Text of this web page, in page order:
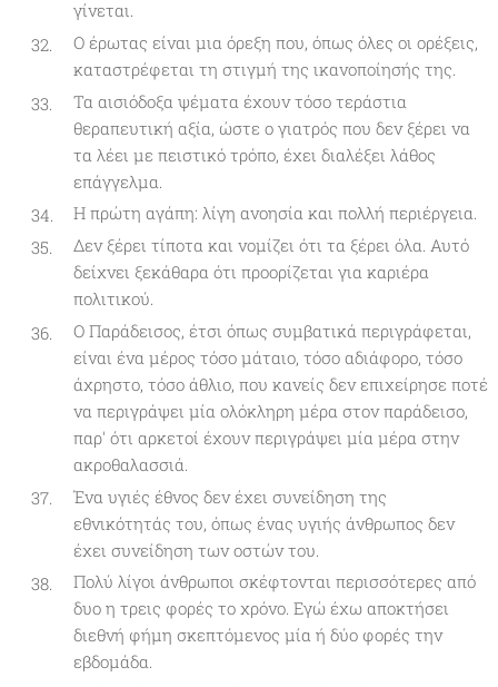
γίνεται.
Ο έρωτας είναι μια όρεξη που, όπως όλες οι ορέξεις,
καταστρέφεται τη στιγμή της ικανοποίησής της.
Τα αισιόδοξα ψέματα έχουν τόσο τεράστια
θεραπευτική αξία, ώστε ο γιατρός που δεν ξέρει να
τα λέει με πειστικό τρόπο, έχει διαλέξει λάθος
επάγγελμα.
Η πρώτη αγάπη: λίγη ανοησία και πολλή περιέργεια.
Δεν ξέρει τίποτα και νομίζει ότι τα ξέρει όλα. Αυτό
δείχνει ξεκάθαρα ότι προορίζεται για καριέρα
πολιτικού.
Ο Παράδεισος, έτσι όπως συμβατικά περιγράφεται,
είναι ένα μέρος τόσο μάταιο, τόσο αδιάφορο, τόσο
άχρηστο, τόσο άθλιο, που κανείς δεν επιχείρησε ποτέ
να περιγράψει μία ολόκληρη μέρα στον παράδεισο,
παρ' ότι αρκετοί έχουν περιγράψει μία μέρα στην
ακροθαλασσιά.
Ένα υγιές έθνος δεν έχει συνείδηση της
εθνικότητάς του, όπως ένας υγιής άνθρωπος δεν
έχει συνείδηση των οστών του.
Πολύ λίγοι άνθρωποι σκέφτονται περισσότερες από
δυο η τρεις φορές το χρόνο. Εγώ έχω αποκτήσει
διεθνή φήμη σκεπτόμενος μία ή δύο φορές την
εβδομάδα.